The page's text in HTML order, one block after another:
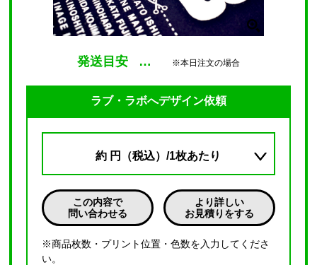
発送目安 … ※本日注文の場合
ラブ・ラボへデザイン依頼
約 円（税込）/1枚あたり
この内容で
問い合わせる
より詳しい
お見積りをする
※商品枚数・プリント位置・色数を入力してくださ
い。